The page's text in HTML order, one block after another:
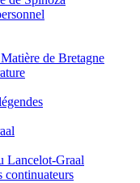
de Bretagne
Lancelot-Graal
continuateurs